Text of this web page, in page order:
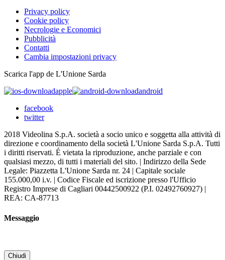
Privacy policy
Cookie policy
Necrologie e Economici
Pubblicità
Contatti
Cambia impostazioni privacy
Scarica l'app de L'Unione Sarda
apple
android
facebook
twitter
2018 Videolina S.p.A. società a socio unico e soggetta alla attività di
direzione e coordinamento della società L'Unione Sarda S.p.A. Tutti
i diritti riservati. É vietata la riproduzione, anche parziale e con
qualsiasi mezzo, di tutti i materiali del sito. | Indirizzo della Sede
Legale: Piazzetta L'Unione Sarda nr. 24 | Capitale sociale
155.000,00 i.v. | Codice Fiscale ed iscrizione presso l'Ufficio
Registro Imprese di Cagliari 00442500922 (P.I. 02492760927) |
REA: CA-87713
Messaggio
Chiudi